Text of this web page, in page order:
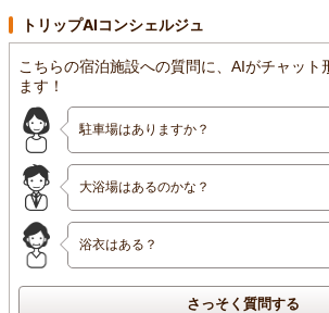
トリップAIコンシェルジュ
こちらの宿泊施設への質問に、AIがチャット
ます！
駐車場はありますか？
大浴場はあるのかな？
浴衣はある？
さっそく質問する